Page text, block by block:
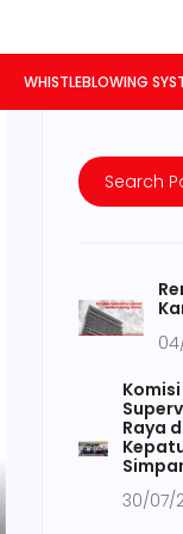
WHISTLEBLOWING
Komisi
Raya
30/07/